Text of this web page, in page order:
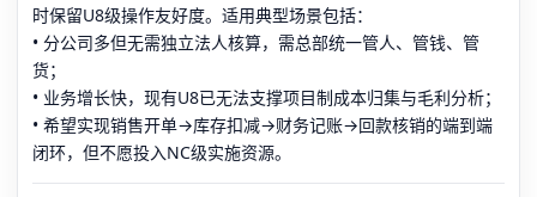
时保留U8级操作友好度。适用典型场景包括：
• 分公司多但无需独立法人核算，需总部统一管人、管钱、管
货；
• 业务增长快，现有U8已无法支撑项目制成本归集与毛利分析；
• 希望实现销售开单→库存扣减→财务记账→回款核销的端到端
闭环，但不愿投入NC级实施资源。